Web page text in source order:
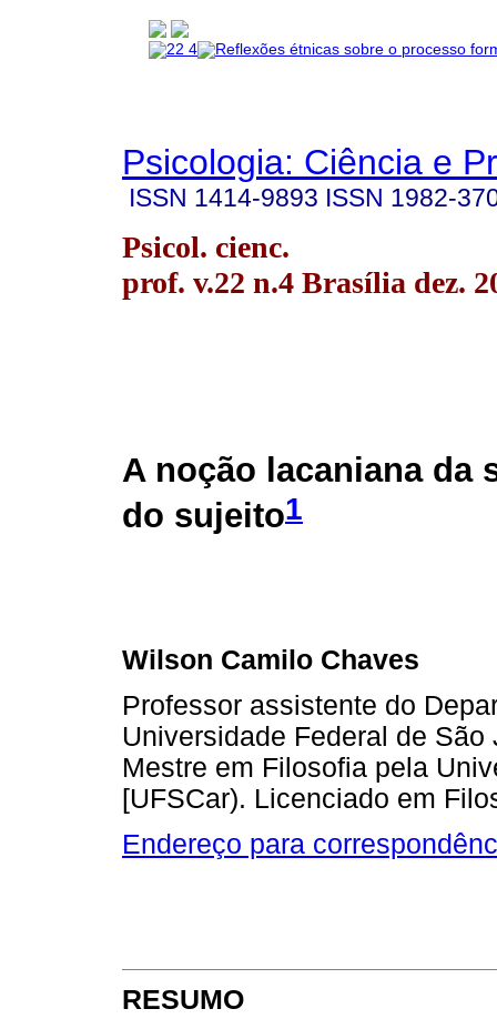
Psicologia: Ciência e
ISSN 1414-9893 ISSN 1982-
Psicol. cienc.
prof. v.22 n.4 Brasília dez.
A noção lacaniana da
do sujeito1
Wilson Camilo Chaves
Professor assistente do
Universidade Federal de
Mestre em Filosofia pela
[UFSCar). Licenciado em
Endereço para
RESUMO